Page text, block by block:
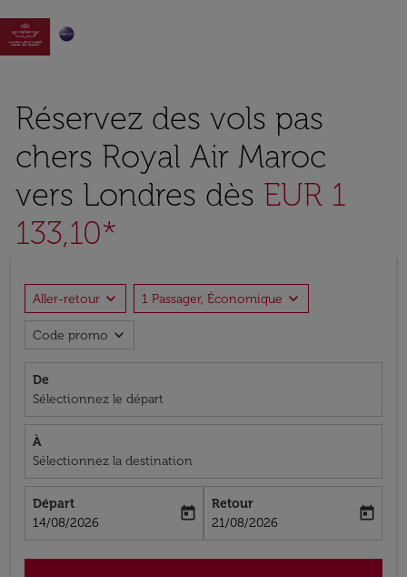

Réservez des vols pas
chers Royal Air Maroc
vers Londres dès EUR 1
133,10*
Aller-retour expand_more 1 Passager, Économique expand_more
Code promo expand_more
De
Sélectionnez le départ
À
Sélectionnez la destination
Départ
fc-booking-departure-date-aria-label
14/08/2026
today
Retour
fc-booking-return-date-aria-label
21/08/2026
today